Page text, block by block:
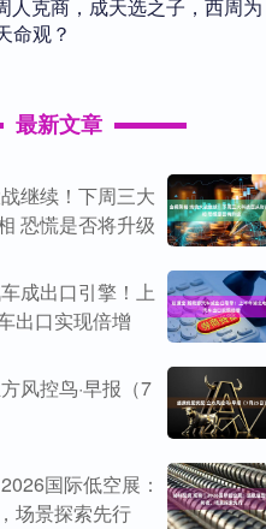
人克商，成天选之子，西周为
命观？
最新文章
继续！下周三大
恐慌是否将升级
成出口引擎！上
出口实现倍增
风控鸟·早报（7
国际低空展：
场景探索先行